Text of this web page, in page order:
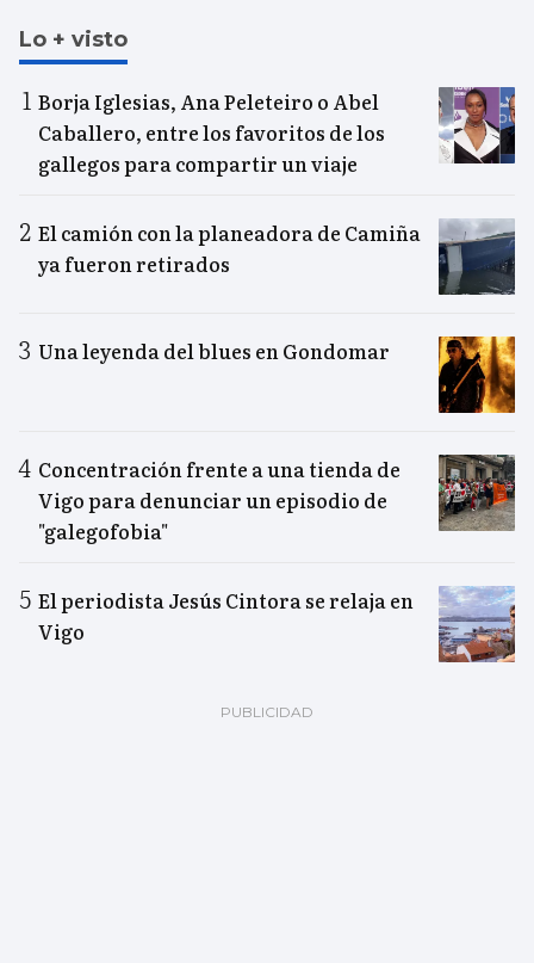
Lo + visto
Borja Iglesias, Ana Peleteiro o Abel
Caballero, entre los favoritos de los
gallegos para compartir un viaje
El camión con la planeadora de Camiña
ya fueron retirados
Una leyenda del blues en Gondomar
Concentración frente a una tienda de
Vigo para denunciar un episodio de
"galegofobia"
El periodista Jesús Cintora se relaja en
Vigo